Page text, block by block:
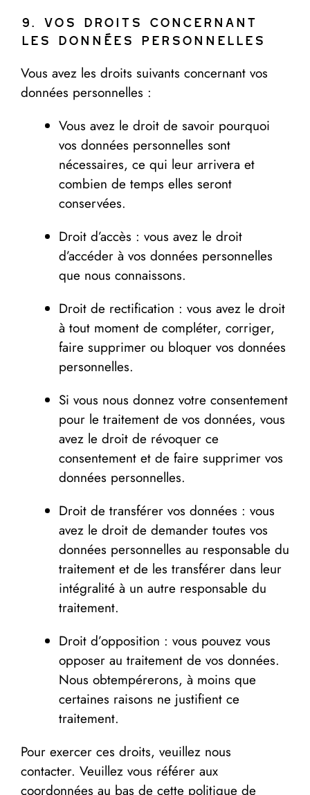
9. Vos droits concernant
les données personnelles
Vous avez les droits suivants concernant vos
données personnelles :
Vous avez le droit de savoir pourquoi
vos données personnelles sont
nécessaires, ce qui leur arrivera et
combien de temps elles seront
conservées.
Droit d’accès : vous avez le droit
d’accéder à vos données personnelles
que nous connaissons.
Droit de rectification : vous avez le droit
à tout moment de compléter, corriger,
faire supprimer ou bloquer vos données
personnelles.
Si vous nous donnez votre consentement
pour le traitement de vos données, vous
avez le droit de révoquer ce
consentement et de faire supprimer vos
données personnelles.
Droit de transférer vos données : vous
avez le droit de demander toutes vos
données personnelles au responsable du
traitement et de les transférer dans leur
intégralité à un autre responsable du
traitement.
Droit d’opposition : vous pouvez vous
opposer au traitement de vos données.
Nous obtempérerons, à moins que
certaines raisons ne justifient ce
traitement.
Pour exercer ces droits, veuillez nous
contacter. Veuillez vous référer aux
coordonnées au bas de cette politique de